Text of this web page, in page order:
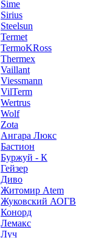
Sime
Sirius
Steelsun
Termet
TermoKRoss
Thermex
Vaillant
Viessmann
VilTerm
Wertrus
Wolf
Zota
Ангара Люкс
Бастион
Буржуй - К
Гейзер
Диво
Житомир Аtem
Жуковский АОГВ
Конорд
Лемакс
Луч